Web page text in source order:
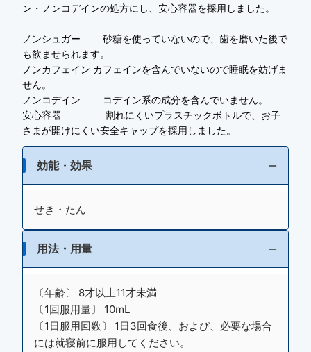
ン・ノンコデインの処方にし、安心容器を採用しました。
ノンシュガー 砂糖を使っていないので、歯を磨いた後で
も飲ませられます。
ノンカフェイン カフェインを含んでいないので睡眠を妨げま
せん。
ノンコデイン コデイン系の成分を含んでいません。
安心容器 割れにくいプラスチックボトルで、お子
さまが開けにくい安全キャップを採用しました。
効能・効果
せき・たん
用法・用量
〔年齢〕 8才以上11才未満
〔1回服用量〕 10mL
〔1日服用回数〕 1日3回食後、および、必要な場合
には就寝前に服用してください。